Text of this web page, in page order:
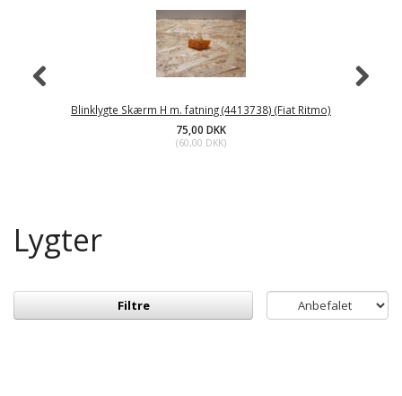
Blinklygte Skærm H m. fatning (4413738) (Fiat Ritmo)
75,00 DKK
(60,00 DKK)
Lygter
Filtre